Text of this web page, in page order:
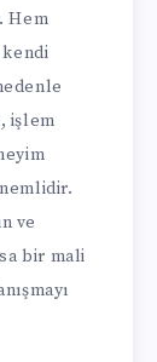
Hem
kendi
işlem
ve
bir mali